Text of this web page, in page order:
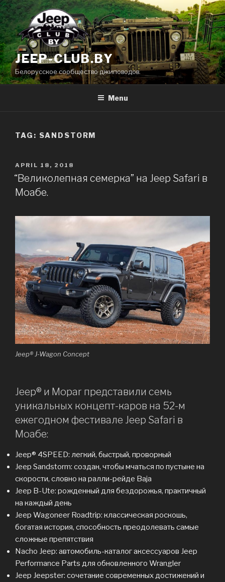
Skip
to
content
JEEP-CLUB.BY
Белорусское сообщество джиповодов.
Menu
TAG: SANDSTORM
POSTED
ON
APRIL 18, 2018
“Великолепная семерка” на Jeep Safari в
Моабе.
Jeep® J-Wagon Concept
Jeep® и Mopar представили семь
уникальных концепт-каров на 52-м
ежегодном фестивале Jeep Safari в
Моабе:
Jeep® 4SPEED: легкий, быстрый, проворный
Jeep Sandstorm: создан, чтобы мчаться по пустыне на
скорости, словно на ралли-рейде Baja
Jeep B-Ute: рожденный для бездорожья, практичный
на каждый день
Jeep Wagoneer Roadtrip: классическая роскошь,
богатая история, способность преодолевать самые
сложные препятствия
Nacho Jeep: автомобиль-каталог аксессуаров Jeep
Performance Parts для обновленного Wrangler
Jeep Jeepster: сочетание современных достижений и